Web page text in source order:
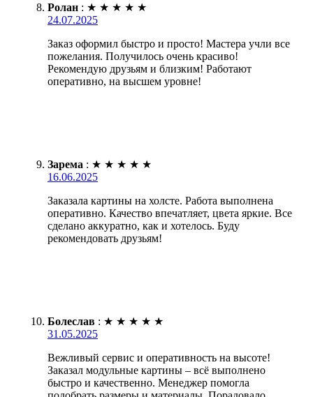
Ролан : ★ ★ ★ ★ ★
24.07.2025
Заказ оформил быстро и просто! Мастера учли все
пожелания. Получилось очень красиво!
Рекомендую друзьям и близким! Работают
оперативно, на высшем уровне!
Зарема : ★ ★ ★ ★ ★
16.06.2025
Заказала картины на холсте. Работа выполнена
оперативно. Качество впечатляет, цвета яркие. Все
сделано аккуратно, как и хотелось. Буду
рекомендовать друзьям!
Болеслав : ★ ★ ★ ★ ★
31.05.2025
Вежливый сервис и оперативность на высоте!
Заказал модульные картины – всё выполнено
быстро и качественно. Менеджер помогла